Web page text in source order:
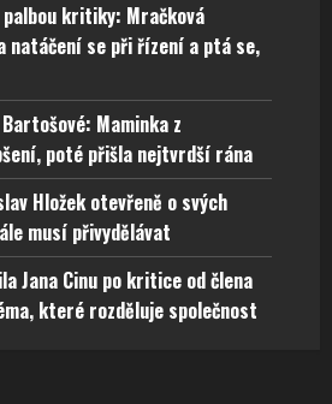
palbou kritiky: Mračková
natáčení se při řízení a ptá se,
Maminka z
poté přišla nejtvrdší rána
Hložek otevřeně o svých
musí přivydělávat
Jana Cinu po kritice od člena
které rozděluje společnost